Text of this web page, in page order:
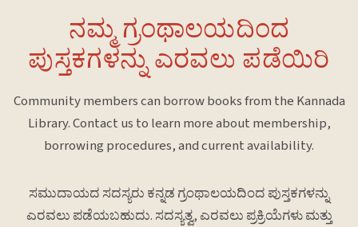
ನಮ್ಮ ಗ್ರಂಥಾಲಯದಿಂದ
ಪುಸ್ತಕಗಳನ್ನು ಎರವಲು ಪಡೆಯಿರಿ
Community members can borrow books from the Kannada
Library. Contact us to learn more about membership,
borrowing procedures, and current availability.
ಸಮುದಾಯದ ಸದಸ್ಯರು ಕನ್ನಡ ಗ್ರಂಥಾಲಯದಿಂದ ಪುಸ್ತಕಗಳನ್ನು
ಎರವಲು ಪಡೆಯಬಹುದು. ಸದಸ್ಯತ್ವ, ಎರವಲು ಪ್ರಕ್ರಿಯೆಗಳು ಮತ್ತು